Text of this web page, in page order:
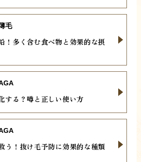
！多く含む食べ物と効果的な摂
毛
する？噂と正しい使い方
う！抜け毛予防に効果的な種類